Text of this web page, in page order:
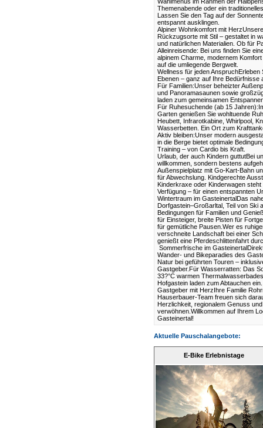
Themenabende oder ein
Lassen Sie den Tag auf der
entspannt ausklingen.
Alpiner Wohnkomfort mit
Rückzugsorte mit Stil – gestaltet in
und natürlichen Materialien. Ob für
Alleinreisende: Bei uns finden Sie
alpinem Charme, modernem
auf die umliegende Bergwelt.
Wellness für jeden AnspruchErleben
Ebenen – ganz auf Ihre Bedürfnisse
Für Familien:Unser beheizter
und Panoramasaunen sowie
laden zum gemeinsamen
Für Ruhesuchende (ab 15
Garten genießen Sie wohltuende
Heubett, Infrarotkabine, Whirlpool,
Wasserbetten. Ein Ort zum
Aktiv bleiben:Unser modern
in die Berge bietet optimale
Training – von Cardio bis Kraft.
Urlaub, der auch Kindern guttutBei
willkommen, sondern bestens
Außenspielplatz mit Go-Kart-Bahn
für Abwechslung. Kindgerechte
Kinderkraxe oder Kinderwagen
Verfügung – für einen entspannten
Wintertraum im GasteinertalDas
Dorfgastein–Großarltal, Teil von Ski
Bedingungen für Familien und
für Einsteiger, breite Pisten für
für gemütliche Pausen.Wer es
verschneite Landschaft bei einer
genießt eine Pferdeschlittenfahrt
Sommerfrische im
Wander- und Bikeparadies des
Natur bei geführten Touren –
Gastgeber.Für Wasserratten: Das
33?°C warmen
Hofgastein laden zum Abtauchen ein.
Gastgeber mit HerzIhre Familie
Hauserbauer-Team freuen sich
Herzlichkeit, regionalem Genuss
verwöhnen.Willkommen auf Ihrem
Gasteinertal!
Aktuelle Pauschalangebote:
E-Bike Erlebnistage